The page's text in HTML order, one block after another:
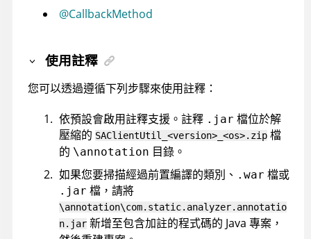
@CallbackMethod
使用註釋
您可以透過遵循下列步驟來使用註釋：
依預設會啟用註釋支援。註釋 .jar 檔位於解
壓縮的 SAClientUtil_<version>_<os>.zip 檔
的 \annotation 目錄。
如果您要掃描經過前置編譯的類別、 .war 檔或
.jar 檔，請將
\annotation\com.static.analyzer.annotatio
n.jar 新增至包含加註的程式碼的 Java 專案，